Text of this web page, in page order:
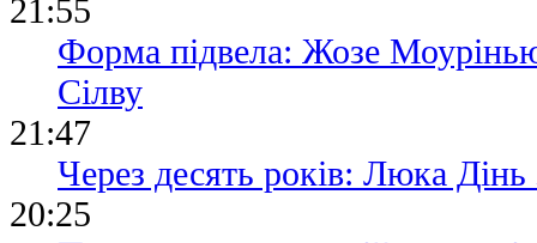
21:55
Форма підвела: Жозе
Сілву
21:47
Через десять років: Люка
20:25